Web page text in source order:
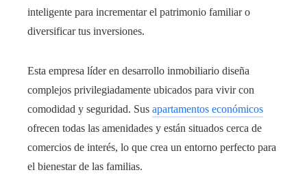
inteligente para incrementar el patrimonio familiar o
diversificar tus inversiones.
Esta empresa líder en desarrollo inmobiliario diseña
complejos privilegiadamente ubicados para vivir con
comodidad y seguridad. Sus apartamentos económicos
ofrecen todas las amenidades y están situados cerca de
comercios de interés, lo que crea un entorno perfecto para
el bienestar de las familias.